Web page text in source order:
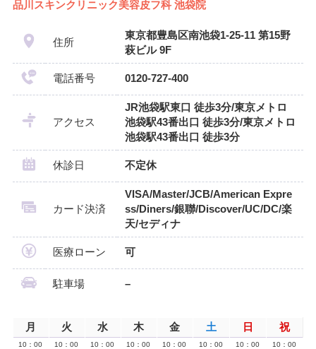
品川スキンクリニック美容皮フ科 池袋院
住所
東京都豊島区南池袋1-25-11 第15野
萩ビル 9F
電話番号 0120-727-400
アクセス
JR池袋駅東口 徒歩3分/東京メトロ
池袋駅43番出口 徒歩3分/東京メトロ
池袋駅43番出口 徒歩3分
休診日 不定休
カード決済
VISA/Master/JCB/American Expre
ss/Diners/銀聯/Discover/UC/DC/楽
天/セディナ
医療ローン 可
駐車場 –
月 火 水 木 金 土 日 祝
10：00
10：00
10：00
10：00
10：00
10：00
10：00
10：00